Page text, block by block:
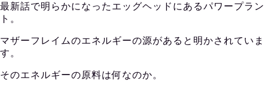
最新話で明らかになったエッグヘッドにあるパワープラン
ト。
マザーフレイムのエネルギーの源があると明かされていま
す。
そのエネルギーの原料は何なのか。